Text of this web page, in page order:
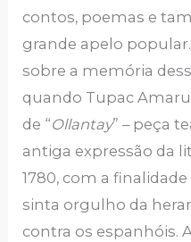
contos, poemas e
grande apelo
sobre a memória
quando Tupac
de “Ollantay” – peça
antiga expressão da
1780, com a
sinta orgulho da
contra os espanhóis.